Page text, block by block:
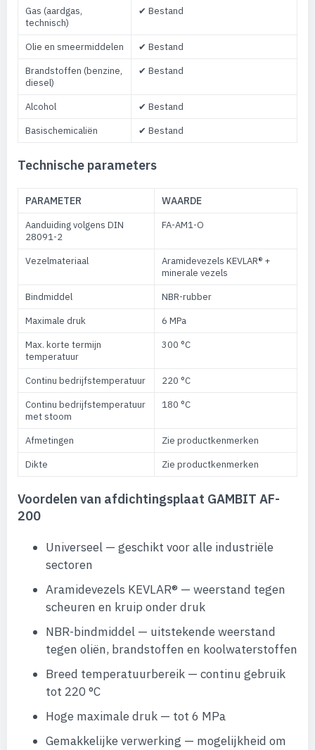
Gas (aardgas,
technisch)
✔ Bestand
Olie en smeermiddelen
✔ Bestand
Brandstoffen (benzine,
diesel)
✔ Bestand
Alcohol
✔ Bestand
Basischemicaliën
✔ Bestand
Technische parameters
PARAMETER WAARDE
Aanduiding volgens DIN
28091-2
FA-AM1-O
Vezelmateriaal
Aramidevezels KEVLAR® +
minerale vezels
Bindmiddel
NBR-rubber
Maximale druk
6 MPa
Max. korte termijn
temperatuur
300 °C
Continu bedrijfstemperatuur
220 °C
Continu bedrijfstemperatuur
met stoom
180 °C
Afmetingen
Zie productkenmerken
Dikte
Zie productkenmerken
Voordelen van afdichtingsplaat GAMBIT AF-
200
Universeel — geschikt voor alle industriële
sectoren
Aramidevezels KEVLAR® — weerstand tegen
scheuren en kruip onder druk
NBR-bindmiddel — uitstekende weerstand
tegen oliën, brandstoffen en koolwaterstoffen
Breed temperatuurbereik — continu gebruik
tot 220 °C
Hoge maximale druk — tot 6 MPa
Gemakkelijke verwerking — mogelijkheid om